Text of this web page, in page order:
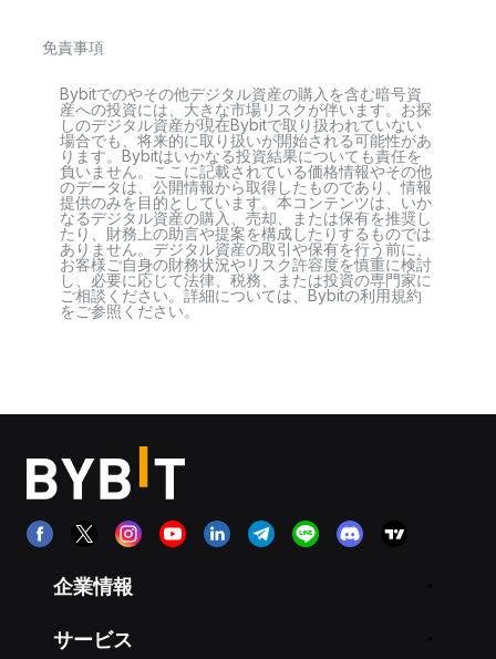
免責事項
Bybitでのやその他デジタル資産の購入を含む暗号資
産への投資には、大きな市場リスクが伴います。お探
しのデジタル資産が現在Bybitで取り扱われていない
場合でも、将来的に取り扱いが開始される可能性があ
ります。Bybitはいかなる投資結果についても責任を
負いません。ここに記載されている価格情報やその他
のデータは、公開情報から取得したものであり、情報
提供のみを目的としています。本コンテンツは、いか
なるデジタル資産の購入、売却、または保有を推奨し
たり、財務上の助言や提案を構成したりするものでは
ありません。デジタル資産の取引や保有を行う前に、
お客様ご自身の財務状況やリスク許容度を慎重に検討
し、必要に応じて法律、税務、または投資の専門家に
ご相談ください。詳細については、Bybitの利用規約
をご参照ください。
企業情報
サービス